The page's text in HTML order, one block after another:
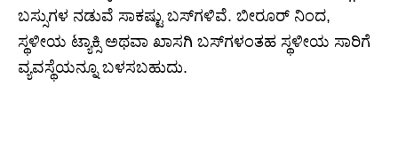
ಬಸ್ಸುಗಳ ನಡುವೆ ಸಾಕಷ್ಟು ಬಸ್‌ಗಳಿವೆ. ಬೀರೂರ್ ನಿಂದ,
ಸ್ಥಳೀಯ ಟ್ಯಾಕ್ಸಿ ಅಥವಾ ಖಾಸಗಿ ಬಸ್‌ಗಳಂತಹ ಸ್ಥಳೀಯ ಸಾರಿಗೆ
ವ್ಯವಸ್ಥೆಯನ್ನೂ ಬಳಸಬಹುದು.